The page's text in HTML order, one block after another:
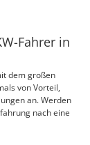
Fahrer in
dem großen
von Vorteil,
an. Werden
nach eine